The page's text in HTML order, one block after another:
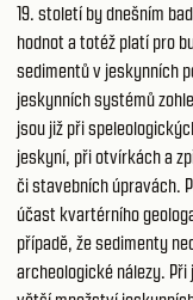
19. století by dnešním
hodnot a totéž platí pro
sedimentů v jeskynních
jeskynních systémů
jsou již při
jeskyní, při otvírkách a
či stavebních úpravách.
účast kvartérního
případě, že sedimenty
archeologické nálezy.